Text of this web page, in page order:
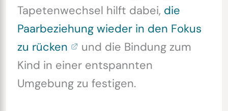
Tapetenwechsel hilft dabei, die
Paarbeziehung wieder in den Fokus
zu rücken
und die Bindung zum
Kind in einer entspannten
Umgebung zu festigen.